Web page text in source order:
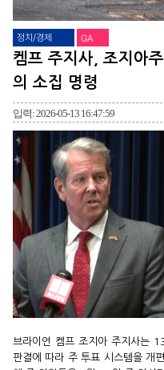
정치/경제 GA
켐프 주지사, 조지아
의 소집 명령
입력: 2026-05-13 16:47:59
브라이언 켐프 조지아 주지사는
판결에 따라 주 투표 시스템을 개